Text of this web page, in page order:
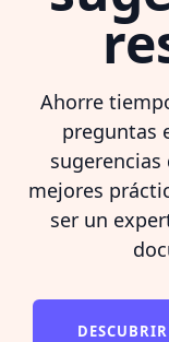
Ahorre
preguntas
sugerencias
mejores
ser un